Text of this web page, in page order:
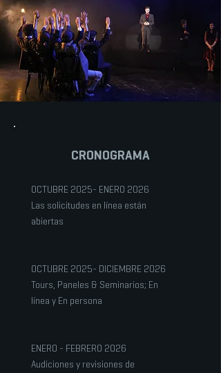
CRONOGRAMA
OCTUBRE 2025- ENERO 2026
Las solicitudes en línea están
abiertas
OCTUBRE 2025- DICIEMBRE 2026
Tours, Paneles & Seminarios; En
línea y En persona
ENERO - FEBRERO 2026
Audiciones y revisiones de